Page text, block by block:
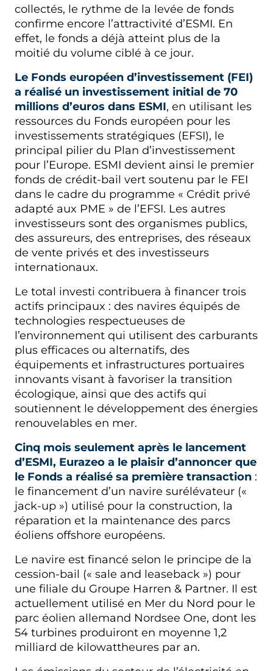
collectés, le rythme de la levée de fonds
confirme encore l’attractivité d’ESMI. En
effet, le fonds a déjà atteint plus de la
moitié du volume ciblé à ce jour.
Le Fonds européen d’investissement (FEI)
a réalisé un investissement initial de 70
millions d’euros dans ESMI, en utilisant les
ressources du Fonds européen pour les
investissements stratégiques (EFSI), le
principal pilier du Plan d’investissement
pour l’Europe. ESMI devient ainsi le premier
fonds de crédit-bail vert soutenu par le FEI
dans le cadre du programme « Crédit privé
adapté aux PME » de l’EFSI. Les autres
investisseurs sont des organismes publics,
des assureurs, des entreprises, des réseaux
de vente privés et des investisseurs
internationaux.
Le total investi contribuera à financer trois
actifs principaux : des navires équipés de
technologies respectueuses de
l’environnement qui utilisent des carburants
plus efficaces ou alternatifs, des
équipements et infrastructures portuaires
innovants visant à favoriser la transition
écologique, ainsi que des actifs qui
soutiennent le développement des énergies
renouvelables en mer.
Cinq mois seulement après le lancement
d’ESMI, Eurazeo a le plaisir d’annoncer que
le Fonds a réalisé sa première transaction :
le financement d’un navire surélévateur («
jack-up ») utilisé pour la construction, la
réparation et la maintenance des parcs
éoliens offshore européens.
Le navire est financé selon le principe de la
cession-bail (« sale and leaseback ») pour
une filiale du Groupe Harren & Partner. Il est
actuellement utilisé en Mer du Nord pour le
parc éolien allemand Nordsee One, dont les
54 turbines produiront en moyenne 1,2
milliard de kilowattheures par an.